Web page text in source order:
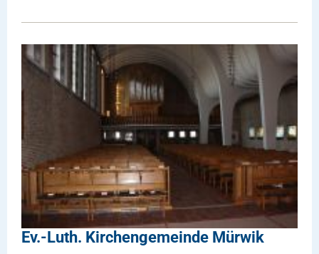
Ev.-Luth. Kirchengemeinde Mürwik